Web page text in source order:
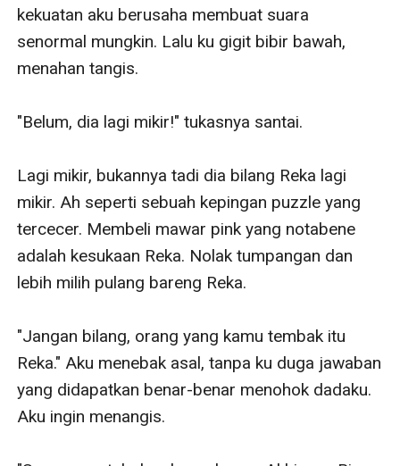
kekuatan aku berusaha membuat suara
senormal mungkin. Lalu ku gigit bibir bawah,
menahan tangis.
"Belum, dia lagi mikir!" tukasnya santai.
Lagi mikir, bukannya tadi dia bilang Reka lagi
mikir. Ah seperti sebuah kepingan puzzle yang
tercecer. Membeli mawar pink yang notabene
adalah kesukaan Reka. Nolak tumpangan dan
lebih milih pulang bareng Reka.
"Jangan bilang, orang yang kamu tembak itu
Reka." Aku menebak asal, tanpa ku duga jawaban
yang didapatkan benar-benar menohok dadaku.
Aku ingin menangis.